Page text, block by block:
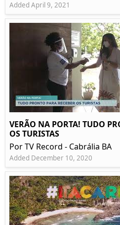
Added April 9, 2021
VERÃO NA PORTA! TUDO
OS TURISTAS
Por TV Record - Cabrália BA
Added December 10, 2020